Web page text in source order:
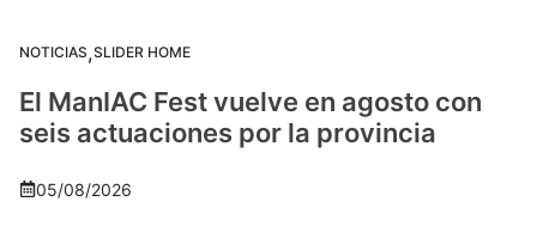
NOTICIAS,SLIDER HOME
El ManIAC Fest vuelve en agosto con
seis actuaciones por la provincia
05/08/2026